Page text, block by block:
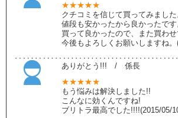
★★★★★
クチコミを信じて買ってみました
値段も安かったから良かったです
買って良かったので、また買わせ
今後もよろしくお願いしますね
ありがとう!!! / 係長
★★★★★
もう悩みは解決しました!!
こんなに効くんですね!
ブリトラ最高でした!!!!(2015/05/